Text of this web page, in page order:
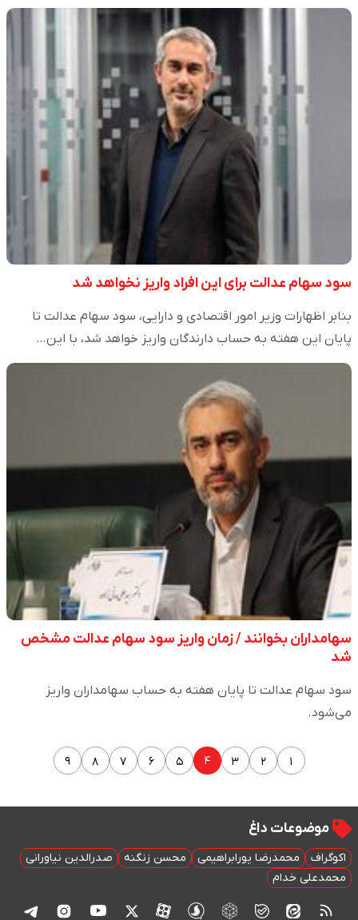
سود سهام عدالت برای این افراد واریز نخواهد شد
بنابر اظهارات وزیر امور اقتصادی و دارایی، سود سهام عدالت تا
پایان این هفته به حساب دارندگان واریز خواهد شد، با این…
سهامداران بخوانند / زمان واریز سود سهام عدالت مشخص
شد
سود سهام عدالت تا پایان هفته به حساب سهامداران واریز
می‌شود.
۱ ۲ ۳ ۴ ۵ ۶ ۷ ۸ ۹
موضوعات داغ
اکوگراف محمدرضا پورابراهیمی محسن زنگنه
صدرالدین نیاورانی
محمدعلی خدام